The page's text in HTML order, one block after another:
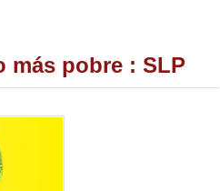
más pobre : SLP